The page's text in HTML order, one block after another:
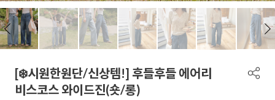
[❄️시원한원단/신상템!] 후들후들 에어리
비스코스 와이드진(숏/롱)